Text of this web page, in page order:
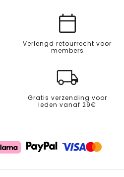
Verlengd retourrecht voor
members
Gratis verzending voor
leden vanaf 29€